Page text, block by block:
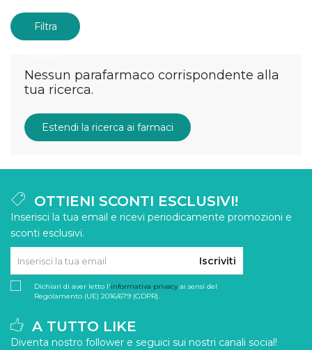
Filtra
Nessun parafarmaco corrispondente alla
tua ricerca.
Estendi la ricerca ai farmaci
OTTIENI SCONTI ESCLUSIVI!
Inserisci la tua email e ricevi periodicamente promozioni e
sconti esclusivi.
Iscriviti
Dichiari di aver letto l'informativa privacyai sensi del
Regolamento (UE) 2016/679 (GDPR).
A TUTTO LIKE
Diventa nostro follower e seguici sui nostri canali social!